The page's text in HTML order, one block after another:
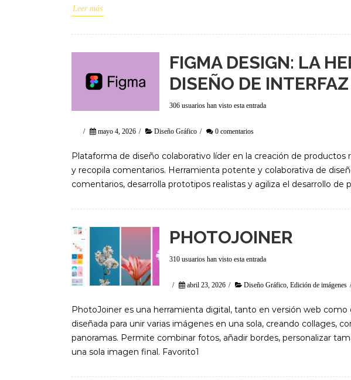
Leer más
FIGMA DESIGN: LA
DISEÑO DE
306 usuarios han visto esta entrada
/ mayo 4, 2026 / Diseño Gráfico / 0 comentarios
Plataforma de diseño colaborativo líder en la creación de productos
y recopila comentarios. Herramienta potente y colaborativa de
comentarios, desarrolla prototipos realistas y agiliza el desarrollo
PHOTOJOINER
310 usuarios han visto esta entrada
/ abril 23, 2026 / Diseño Gráfico Edición de imágenes /
PhotoJoiner es una herramienta digital, tanto en versión web como
diseñada para unir varias imágenes en una sola, creando collages,
panoramas. Permite combinar fotos, añadir bordes, personalizar
una sola imagen final. Favorito1